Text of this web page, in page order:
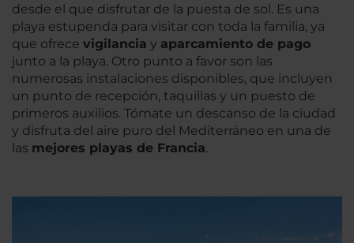
desde el que disfrutar de la puesta de sol. Es una
playa estupenda para visitar con toda la familia, ya
que ofrece vigilancia y aparcamiento de pago
junto a la playa. Otro punto a favor son las
numerosas instalaciones disponibles, que incluyen
un punto de recepción, taquillas y un puesto de
primeros auxilios. Tómate un descanso de la ciudad
y disfruta del aire puro del Mediterráneo en una de
las mejores playas de Francia.